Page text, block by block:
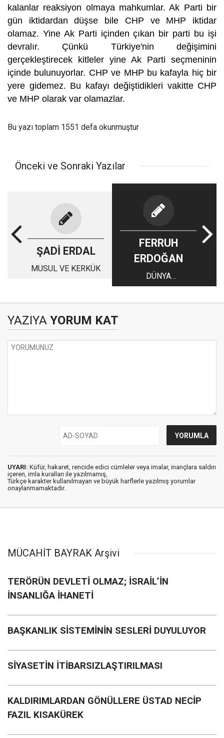
kalanlar reaksiyon olmaya mahkumlar. Ak Parti bir
gün iktidardan düşse bile CHP ve MHP iktidar
olamaz. Yine Ak Parti içinden çıkan bir parti bu işi
devralır. Çünkü Türkiye'nin değişimini
gerçekleştirecek kitleler yine Ak Parti seçmeninin
içinde bulunuyorlar. CHP ve MHP bu kafayla hiç bir
yere gidemez. Bu kafayı değiştidikleri vakitte CHP
ve MHP olarak var olamazlar.
Bu yazı toplam 1551 defa okunmuştur
Önceki ve Sonraki Yazılar
ŞADİ ERDAL
MUSUL VE KERKÜK
FERRUH
ERDOĞAN
DÜNYA
ÇÖLLEŞMEYLE
YAZIYA YORUM KAT
UYARI: Küfür, hakaret, rencide edici cümleler veya imalar, inançlara saldırı
içeren, imla kuralları ile yazılmamış,
Türkçe karakter kullanılmayan ve büyük harflerle yazılmış yorumlar
onaylanmamaktadır.
MÜCAHİT BAYRAK Arşivi
TERÖRÜN DEVLETİ OLMAZ; İSRAİL’İN
İNSANLIĞA İHANETİ
BAŞKANLIK SİSTEMİNİN SESLERİ DUYULUYOR
SİYASETİN İTİBARSIZLAŞTIRILMASI
KALDIRIMLARDAN GÖNÜLLERE ÜSTAD NECİP
FAZIL KISAKÜREK